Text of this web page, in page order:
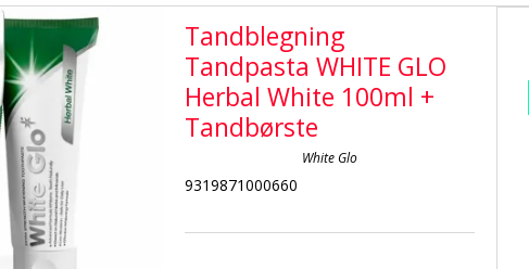
Tandblegning
Tandpasta WHITE GLO
Herbal White 100ml +
Tandbørste
White Glo
9319871000660